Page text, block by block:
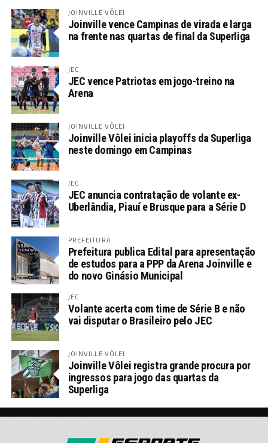
JOINVILLE VÔLEI
Joinville vence Campinas de virada e larga
na frente nas quartas de final da Superliga
JEC
JEC vence Patriotas em jogo-treino na
Arena
JOINVILLE VÔLEI
Joinville Vôlei inicia playoffs da Superliga
neste domingo em Campinas
JEC
JEC anuncia contratação de volante ex-
Uberlândia, Piauí e Brusque para a Série D
PREFEITURA
Prefeitura publica Edital para apresentação
de estudos para a PPP da Arena Joinville e
do novo Ginásio Municipal
JEC
Volante acerta com time de Série B e não
vai disputar o Brasileiro pelo JEC
JOINVILLE VÔLEI
Joinville Vôlei registra grande procura por
ingressos para jogo das quartas da
Superliga